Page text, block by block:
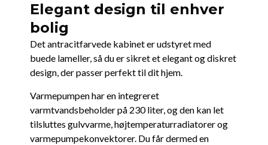
Elegant design til enhver
bolig
Det antracitfarvede kabinet er udstyret med
buede lameller, så du er sikret et elegant og diskret
design, der passer perfekt til dit hjem.
Varmepumpen har en integreret
varmtvandsbeholder på 230 liter, og den kan let
tilsluttes gulvvarme, højtemperaturradiatorer og
varmepumpekonvektorer. Du får dermed en